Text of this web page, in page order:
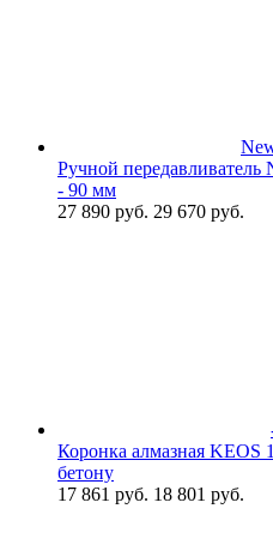
Ручной передавливатель
- 90 мм
27 890 руб. 29 670 руб.
Коронка алмазная KEOS
бетону
17 861 руб. 18 801 руб.